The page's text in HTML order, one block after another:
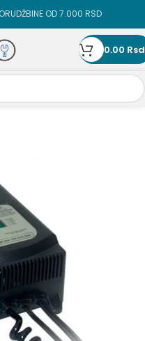
OD 7.000 RSD
0.00 Rsd